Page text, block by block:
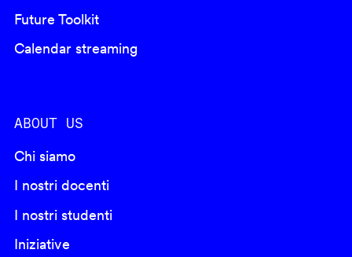
Future Toolkit
Calendar streaming
ABOUT US
Chi siamo
I nostri docenti
I nostri studenti
Iniziative